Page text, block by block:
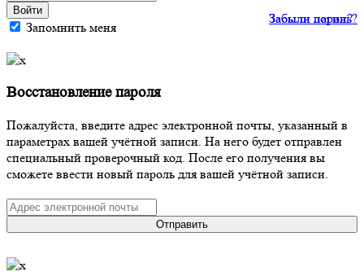
Войти
Запомнить меня
Забыли пароль?
Забыли логин?
Восстановление пароля
Пожалуйста, введите адрес электронной почты, указанный в
параметрах вашей учётной записи. На него будет отправлен
специальный проверочный код. После его получения вы
сможете ввести новый пароль для вашей учётной записи.
Отправить